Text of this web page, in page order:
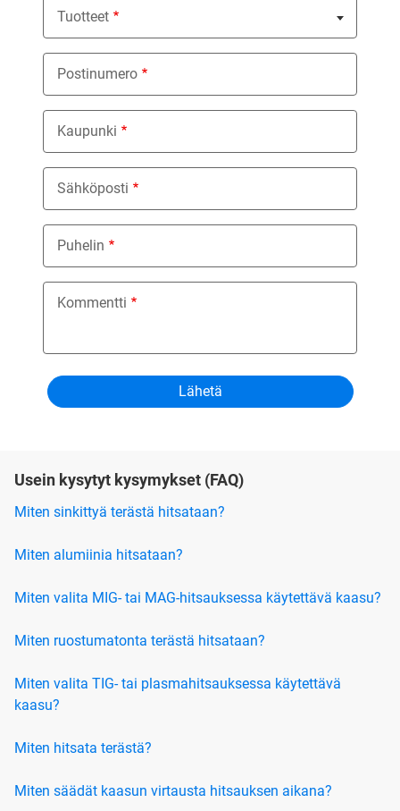
Tuotteet
Nothing selected
Postinumero
Kaupunki
Sähköposti
Puhelin
Kommentti
Usein kysytyt kysymykset (FAQ)
Miten sinkittyä terästä hitsataan?
Miten alumiinia hitsataan?
Miten valita MIG- tai MAG-hitsauksessa käytettävä kaasu?
Miten ruostumatonta terästä hitsataan?
Miten valita TIG- tai plasmahitsauksessa käytettävä
kaasu?
Miten hitsata terästä?
Miten säädät kaasun virtausta hitsauksen aikana?